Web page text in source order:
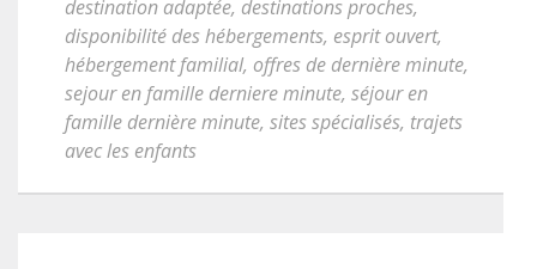
destination adaptée, destinations proches,
disponibilité des hébergements, esprit ouvert,
hébergement familial, offres de dernière minute,
sejour en famille derniere minute, séjour en
famille dernière minute, sites spécialisés, trajets
avec les enfants